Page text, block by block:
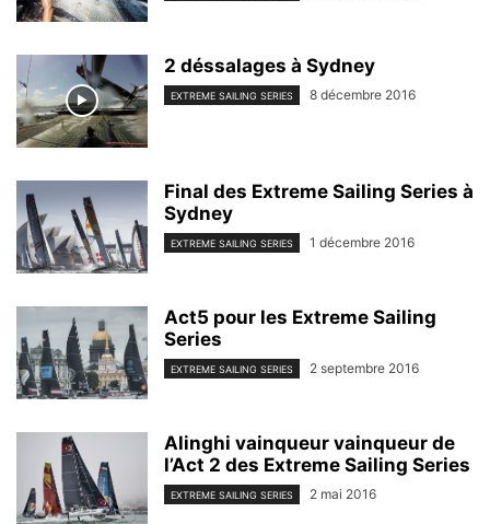
2 déssalages à Sydney
EXTREME SAILING SERIES 8 décembre 2016
Final des Extreme Sailing Series à
Sydney
EXTREME SAILING SERIES 1 décembre 2016
Act5 pour les Extreme Sailing
Series
EXTREME SAILING SERIES 2 septembre 2016
Alinghi vainqueur vainqueur de
l’Act 2 des Extreme Sailing Series
EXTREME SAILING SERIES 2 mai 2016